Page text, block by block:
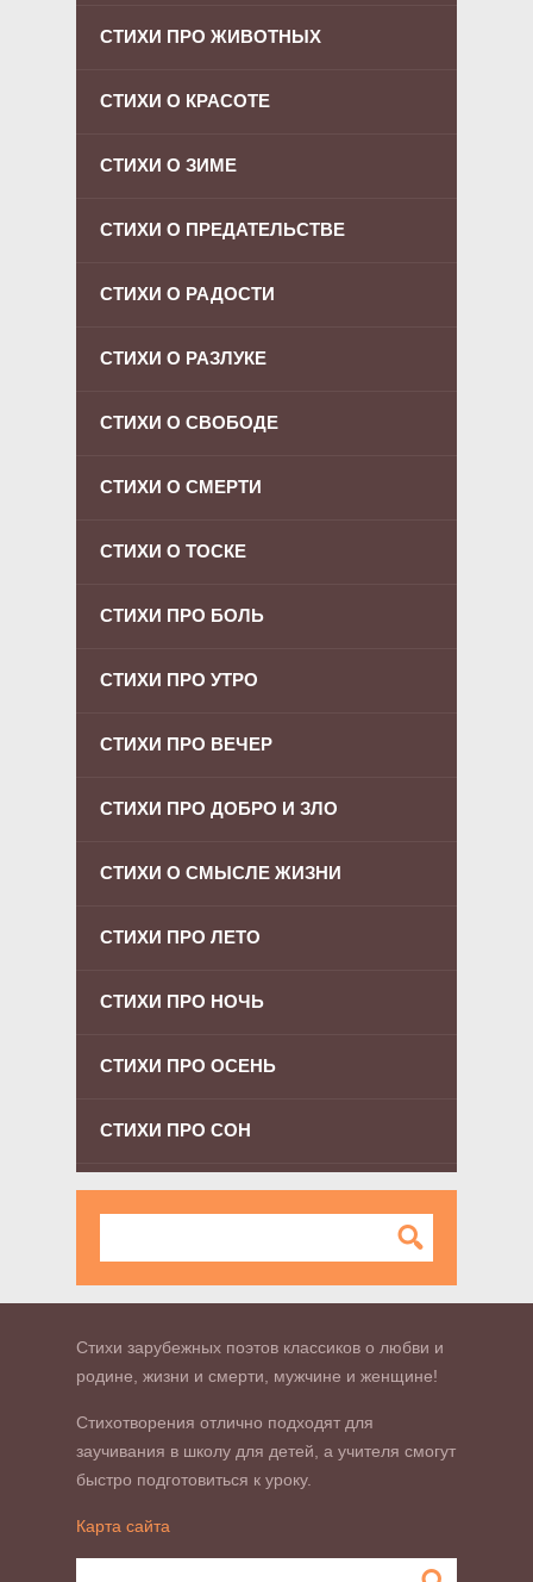
СТИХИ ПРО ЖИВОТНЫХ
СТИХИ О КРАСОТЕ
СТИХИ О ЗИМЕ
СТИХИ О ПРЕДАТЕЛЬСТВЕ
СТИХИ О РАДОСТИ
СТИХИ О РАЗЛУКЕ
СТИХИ О СВОБОДЕ
СТИХИ О СМЕРТИ
СТИХИ О ТОСКЕ
СТИХИ ПРО БОЛЬ
СТИХИ ПРО УТРО
СТИХИ ПРО ВЕЧЕР
СТИХИ ПРО ДОБРО И ЗЛО
СТИХИ О СМЫСЛЕ ЖИЗНИ
СТИХИ ПРО ЛЕТО
СТИХИ ПРО НОЧЬ
СТИХИ ПРО ОСЕНЬ
СТИХИ ПРО СОН
Стихи зарубежных поэтов классиков о любви и
родине, жизни и смерти, мужчине и женщине!
Стихотворения отлично подходят для
заучивания в школу для детей, а учителя смогут
быстро подготовиться к уроку.
Карта сайта